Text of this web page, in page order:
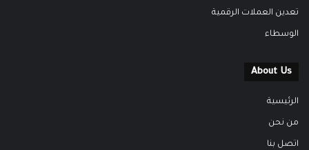
تعدين العملات الرقمية
الوسطاء
About Us
الرئيسية
من نحن
اتصل بنا